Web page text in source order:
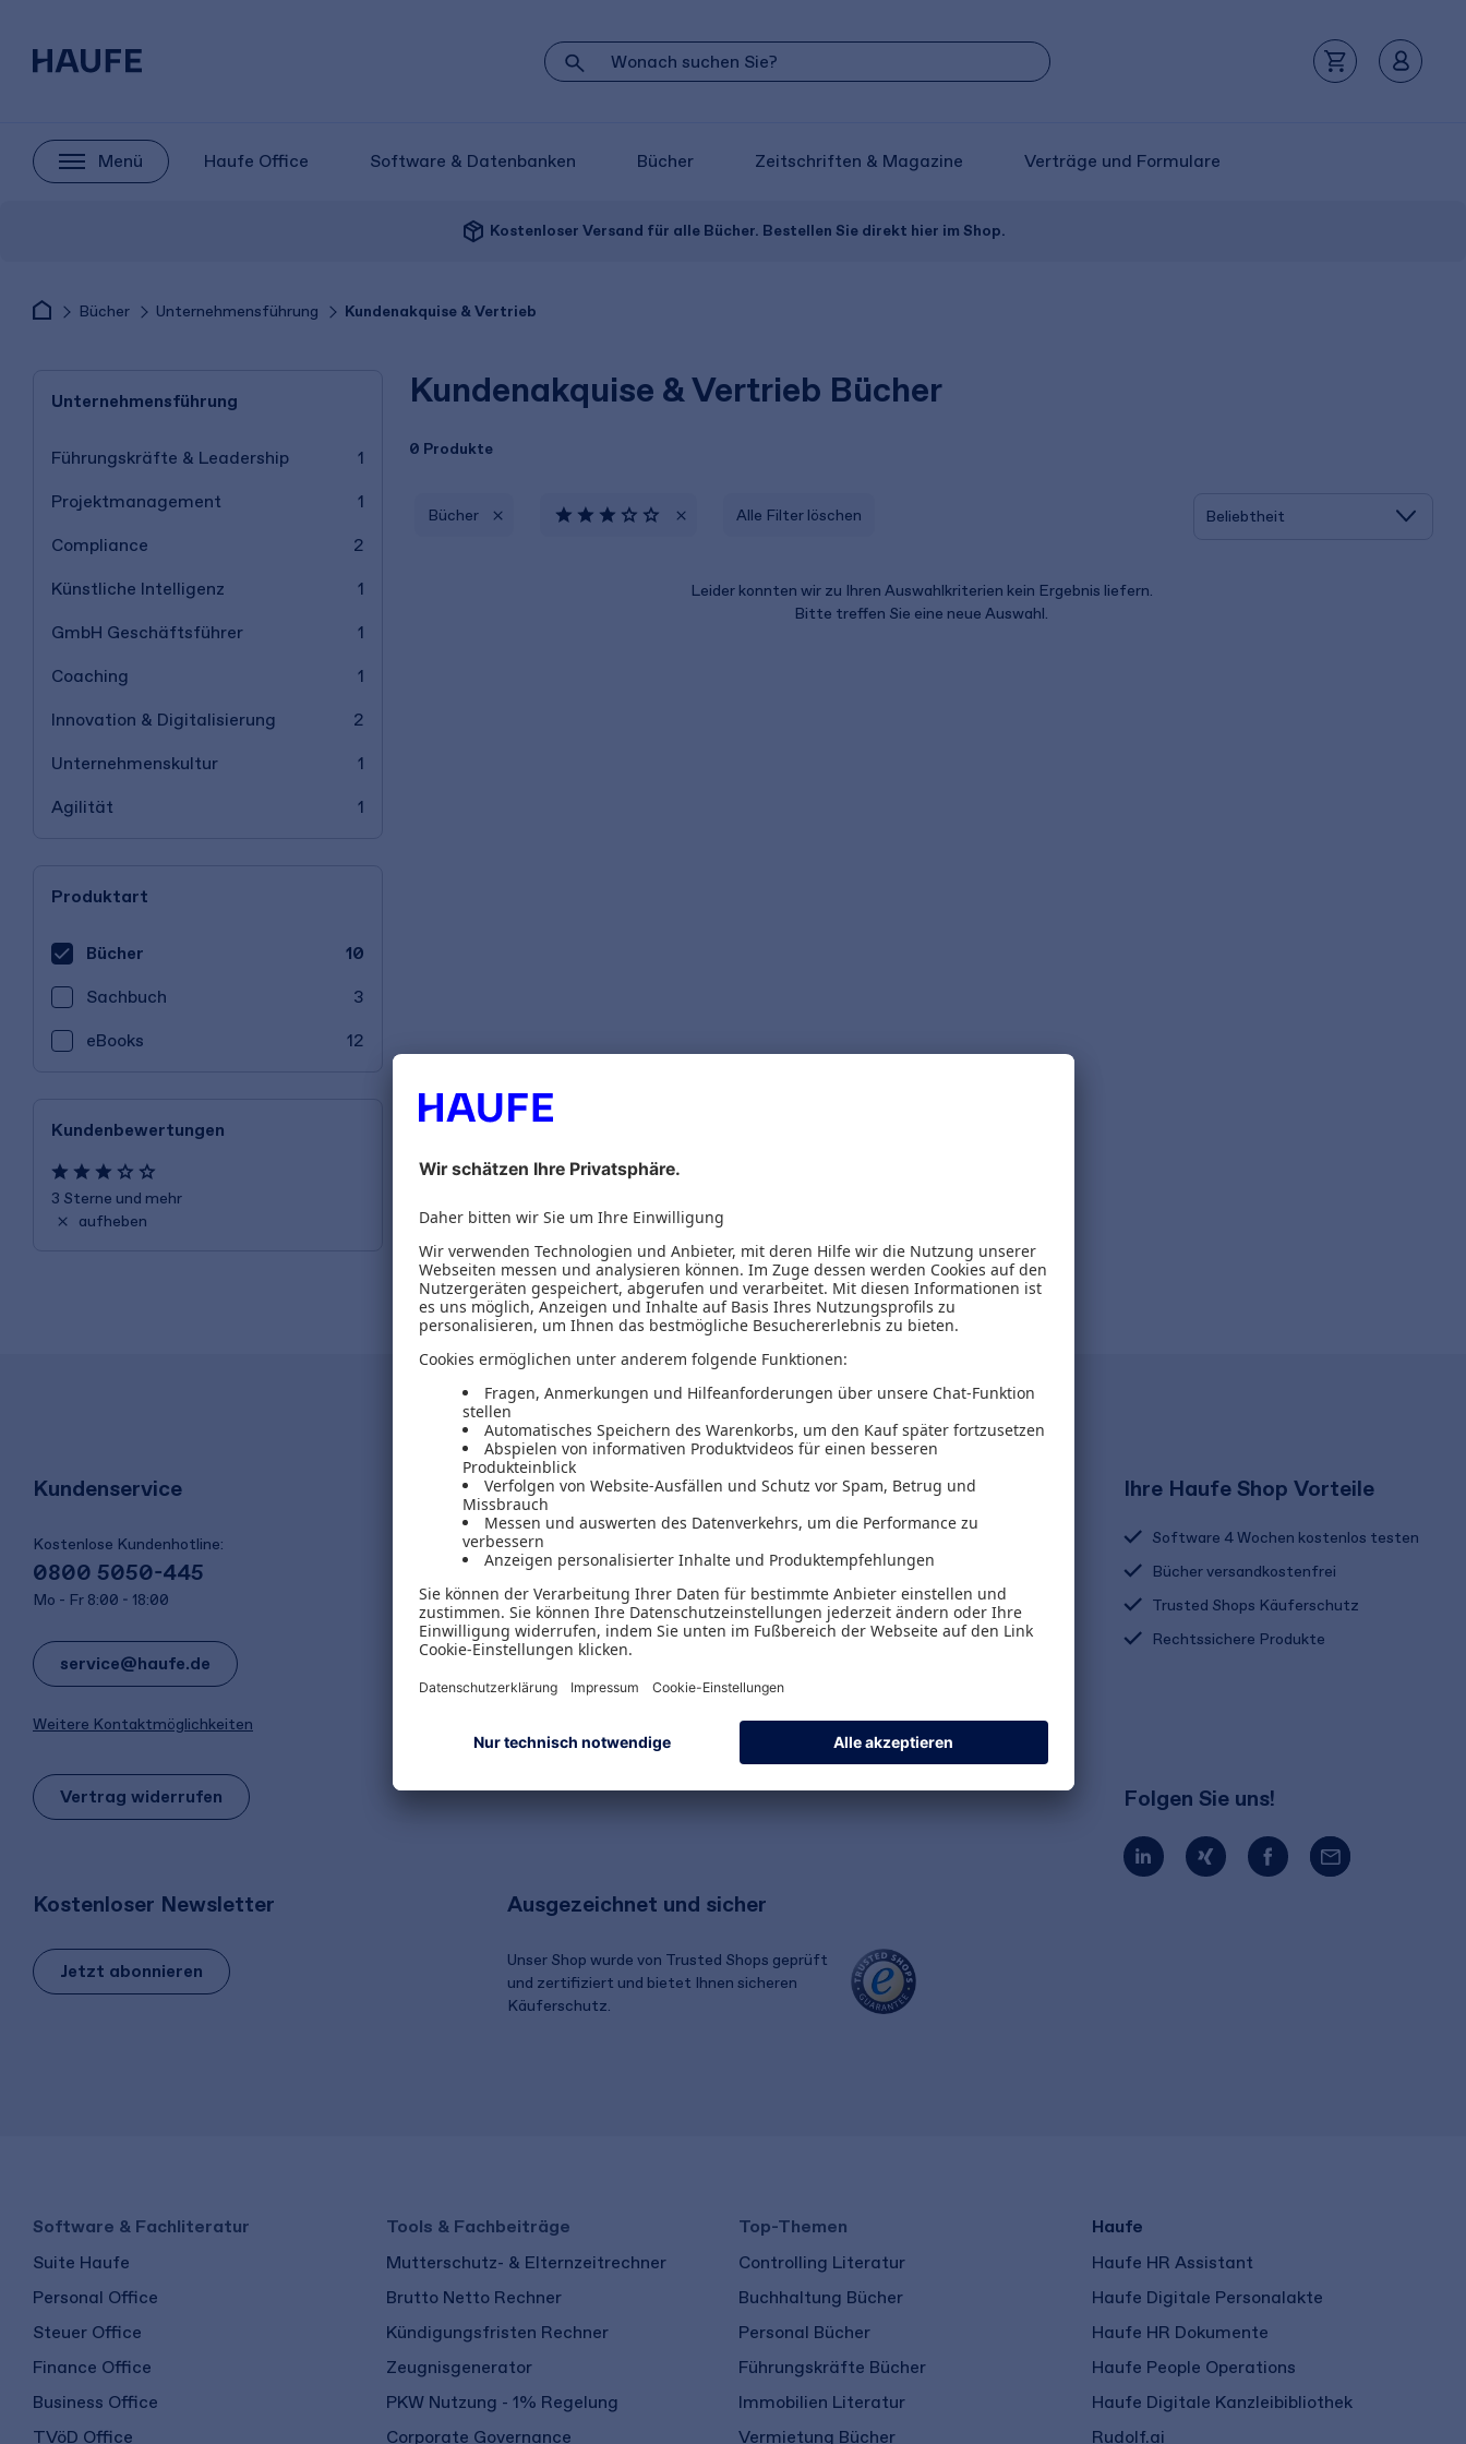
Menü Haufe Office Software & Datenbanken Bücher Zeitschriften & Magazine Verträge und Formulare
package_2 Kostenloser Versand für alle Bücher. Bestellen Sie direkt hier im Shop.
Bücher Unternehmensführung Kundenakquise & Vertrieb
Kundenakquise & Vertrieb Bücher
0 Produkte
Unternehmensführung
Führungskräfte & Leadership 1
Projektmanagement 1
Compliance 2
Künstliche Intelligenz 1
GmbH Geschäftsführer 1
Coaching 1
Innovation & Digitalisierung 2
Unternehmenskultur 1
Agilität 1
Produktart
Bücher 10
Sachbuch 3
eBooks 12
Kundenbewertungen
3 Sterne und mehr
aufheben
Bücher Alle Filter löschen
Leider konnten wir zu Ihren Auswahlkriterien kein Ergebnis liefern.
Bitte treffen Sie eine neue Auswahl.
Kundenservice
Kostenlose Kundenhotline:
0800 5050-445
Mo - Fr 8:00 - 18:00
service@haufe.de
Weitere Kontaktmöglichkeiten
Vertrag widerrufen
Versand & Zahlungsarten
Versandpauschalen
Kostenlose Rücksendungen
Alle Zahlungsarten
Kostenloser Newsletter
Jetzt abonnieren
Ausgezeichnet und sicher
Unser Shop wurde von Trusted Shops geprüft
und zertifiziert und bietet Ihnen sicheren
Käuferschutz.
Ihre Haufe Shop Vorteile
Software 4 Wochen kostenlos testen
Bücher versandkostenfrei
Trusted Shops Käuferschutz
Rechtssichere Produkte
Folgen Sie uns!
Software & Fachliteratur
Suite Haufe
Personal Office
Steuer Office
Finance Office
Business Office
TVöD Office
Tools & Fachbeiträge
Mutterschutz- & Elternzeitrechner
Brutto Netto Rechner
Kündigungsfristen Rechner
Zeugnisgenerator
PKW Nutzung - 1% Regelung
Corporate Governance
Top-Themen
Controlling Literatur
Buchhaltung Bücher
Personal Bücher
Führungskräfte Bücher
Immobilien Literatur
Vermietung Bücher
Haufe
Haufe HR Assistant
Haufe Digitale Personalakte
Haufe HR Dokumente
Haufe People Operations
Haufe Digitale Kanzleibibliothek
Rudolf.ai